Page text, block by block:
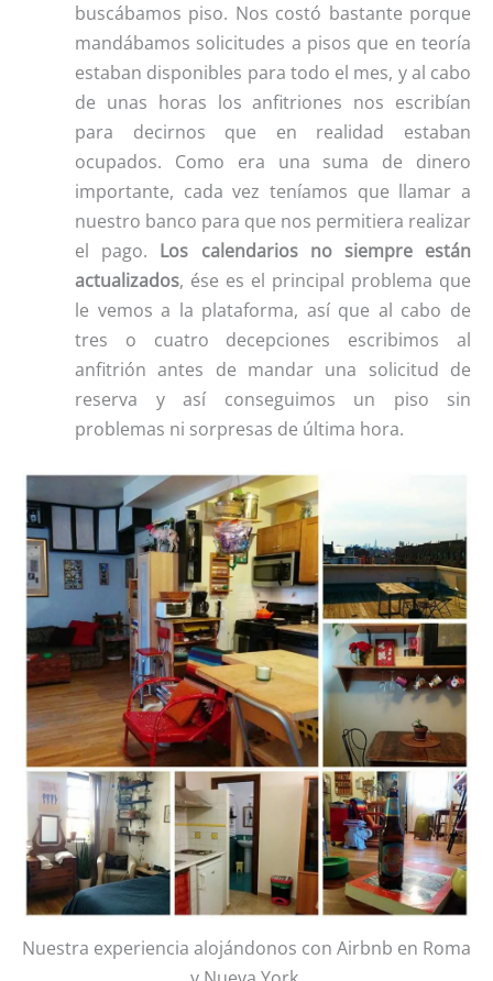
buscábamos piso. Nos costó bastante porque
mandábamos solicitudes a pisos que en teoría
estaban disponibles para todo el mes, y al cabo
de unas horas los anfitriones nos escribían
para decirnos que en realidad estaban
ocupados. Como era una suma de dinero
importante, cada vez teníamos que llamar a
nuestro banco para que nos permitiera realizar
el pago. Los calendarios no siempre están
actualizados, ése es el principal problema que
le vemos a la plataforma, así que al cabo de
tres o cuatro decepciones escribimos al
anfitrión antes de mandar una solicitud de
reserva y así conseguimos un piso sin
problemas ni sorpresas de última hora.
Nuestra experiencia alojándonos con Airbnb en Roma